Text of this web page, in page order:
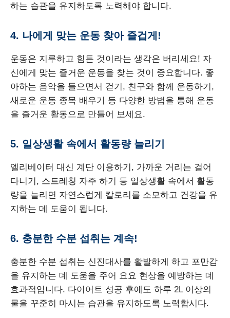
하는 습관을 유지하도록 노력해야 합니다.
4. 나에게 맞는 운동 찾아 즐겁게!
운동은 지루하고 힘든 것이라는 생각은 버리세요! 자
신에게 맞는 즐거운 운동을 찾는 것이 중요합니다. 좋
아하는 음악을 들으면서 걷기, 친구와 함께 운동하기,
새로운 운동 종목 배우기 등 다양한 방법을 통해 운동
을 즐거운 활동으로 만들어 보세요.
5. 일상생활 속에서 활동량 늘리기
엘리베이터 대신 계단 이용하기, 가까운 거리는 걸어
다니기, 스트레칭 자주 하기 등 일상생활 속에서 활동
량을 늘리면 자연스럽게 칼로리를 소모하고 건강을 유
지하는 데 도움이 됩니다.
6. 충분한 수분 섭취는 계속!
충분한 수분 섭취는 신진대사를 활발하게 하고 포만감
을 유지하는 데 도움을 주어 요요 현상을 예방하는 데
효과적입니다. 다이어트 성공 후에도 하루 2L 이상의
물을 꾸준히 마시는 습관을 유지하도록 노력합시다.